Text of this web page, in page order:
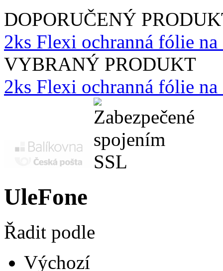
DOPORUČENÝ
2ks Flexi ochranná fólie
VYBRANÝ PRODUKT
2ks Flexi ochranná fólie
UleFone
Řadit podle
Výchozí